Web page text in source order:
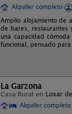
Alquiler completo
Amplio alojamiento de
de bares, restaurantes
una capacidad
funcional, pensado
La Garzona
Casa Rural en Losar
Alquiler